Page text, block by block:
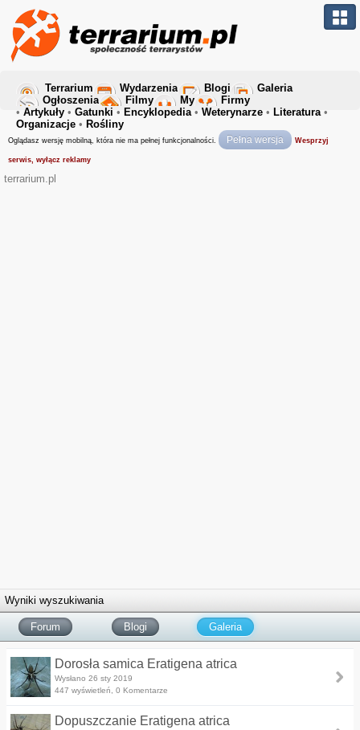
Terrarium Wydarzenia Blogi
Galeria
Ogłoszenia
Filmy My
Firmy
• Artykuły • Gatunki • Encyklopedia• Weterynarze • Literatura•
Organizacje • Rośliny
Oglądasz wersję mobilną, która nie ma pełnej funkcjonalności. Pełna wersja Wesprzyj
serwis, wyłącz reklamy
terrarium.pl
Wyniki wyszukiwania
Forum Blogi Galeria
Dorosła samica Eratigena atrica
Wysłano 26 sty 2019
447 wyświetleń, 0 Komentarze
Dopuszczanie Eratigena atrica